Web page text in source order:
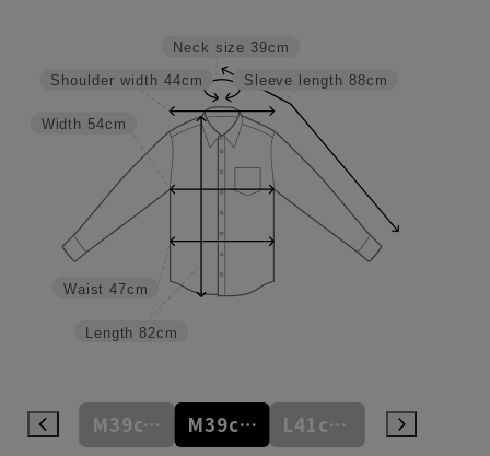
Sleeve length 88cm
Neck size 39cm
Length 82cm
Waist 47cm
Width 54cm
Shoulder width 44cm
M39cm/86cm M39cm/88cm L41cm/82cm